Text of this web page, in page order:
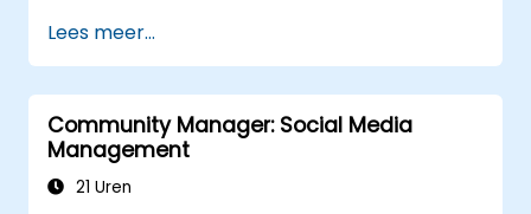
beheren.
Doelstellingen voor campagnes vast te
stellen en de juiste advertentievormaten
te kiezen.
De ideale doelgroep voor advertenties te
identificeren en aan te spreken.
Lees meer...
Community Manager: Social Media
Management
21 Uren